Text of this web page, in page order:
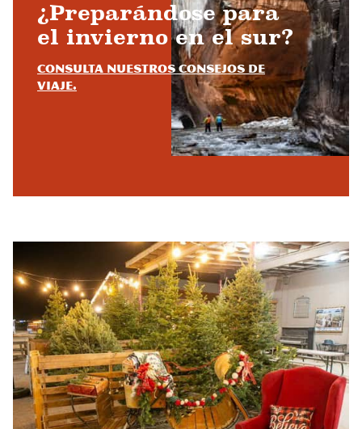
¿Preparándose para
el invierno en el sur?
Consulta nuestros consejos de
viaje.